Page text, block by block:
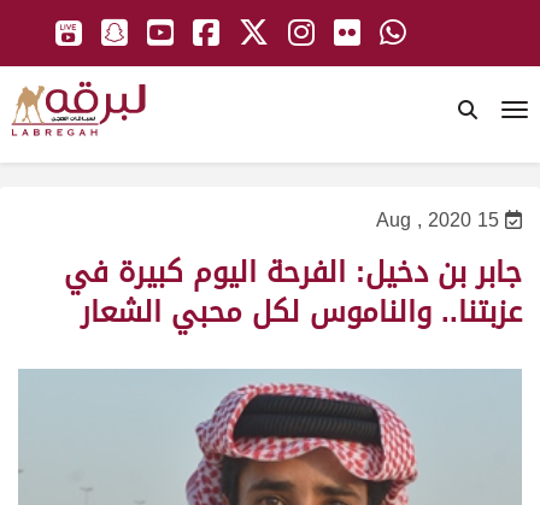
15 Aug , 2020
جابر بن دخيل: الفرحة اليوم كبيرة في
عزبتنا.. والناموس لكل محبي الشعار